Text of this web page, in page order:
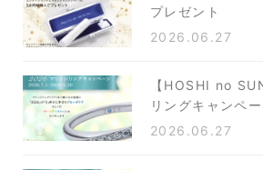
プレゼント
2026.06.27
【HOSHI no
リングキャンペー
2026.06.27